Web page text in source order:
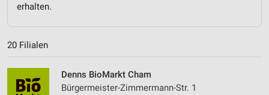
erhalten.
20 Filialen
Denns BioMarkt Cham
Bürgermeister-Zimmermann-Str. 1